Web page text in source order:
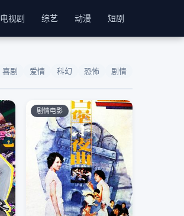
电视剧 综艺 动漫 短剧
喜剧 爱情 科幻 恐怖 剧情
剧情电影